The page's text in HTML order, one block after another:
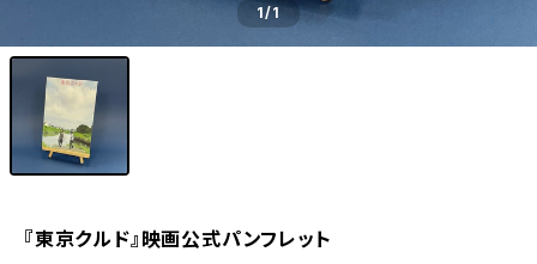
1/1
『東京クルド』映画公式パンフレット